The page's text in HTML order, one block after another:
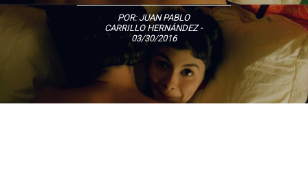
POR: JUAN PABLO
CARRILLO HERNÁNDEZ-
03/30/2016